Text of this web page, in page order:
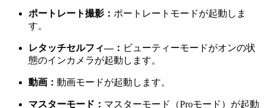
ポートレート撮影： ポートレートモードが起動しま
す。
レタッチセルフィ―： ビューティーモードがオンの状
態のインカメラが起動します。
動画： 動画モードが起動します。
マスターモード： マスターモード（Proモード）が起動